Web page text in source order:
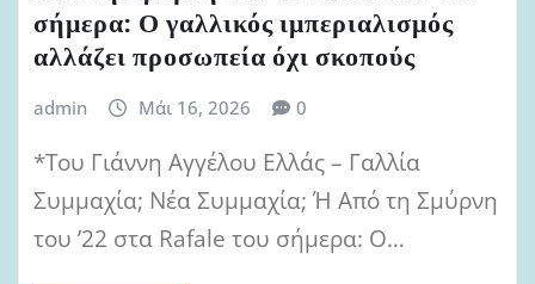
σήμερα: Ο γαλλικός ιμπεριαλισμός
αλλάζει προσωπεία όχι σκοπούς
admin Μάι 16, 2026 0
*Του Γιάννη Αγγέλου Ελλάς – Γαλλία
Συμμαχία; Νέα Συμμαχία; Ή Από τη Σμύρνη
του ’22 στα Rafale του σήμερα: Ο…